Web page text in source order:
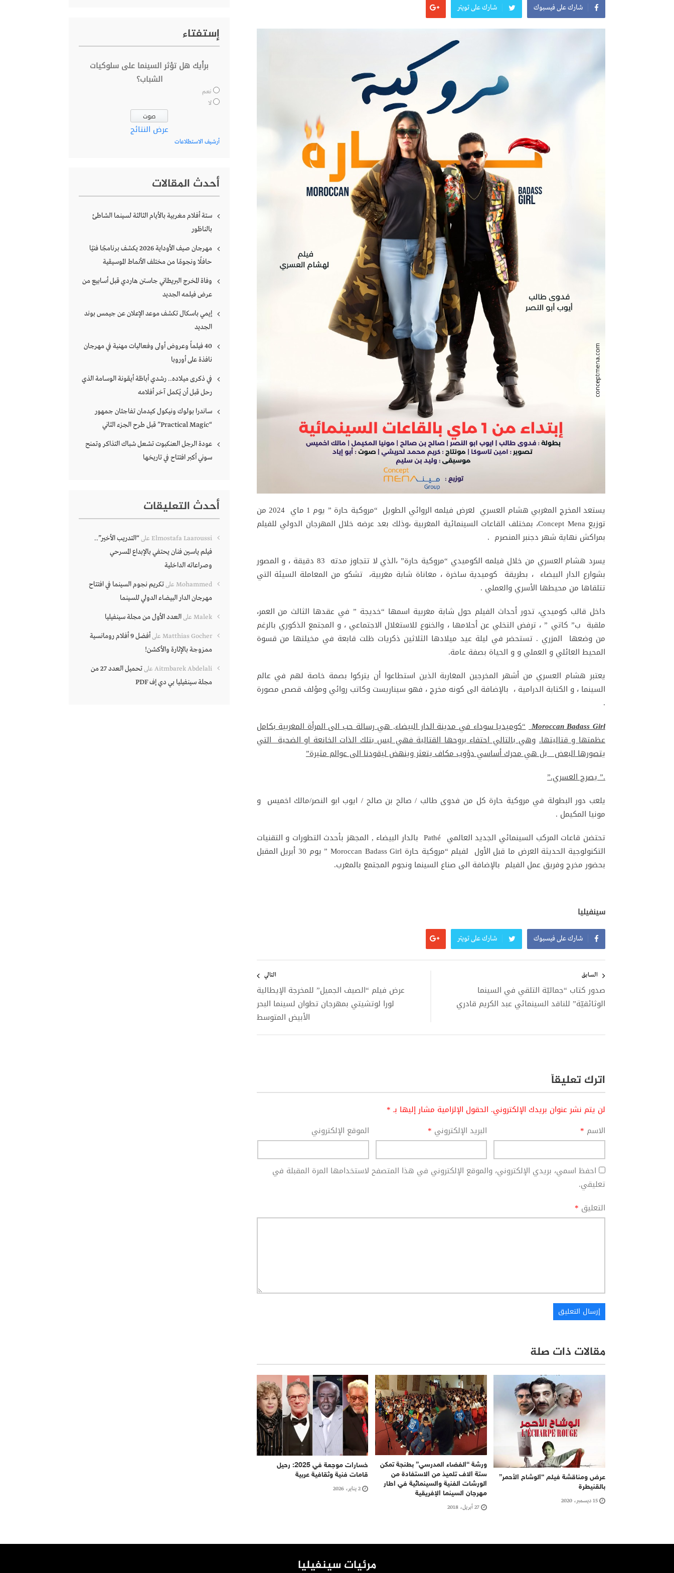
شارك على فيسبوك شارك على تويتر
يستعد المخرج المغربي هشام العسري لعرض فيلمه الروائي الطويل “مروكية حارة ” يوم 1 ماي 2024 من
توزيع Concept Mena، بمختلف القاعات السينمائية المغربية ،وذلك بعد عرضه خلال المهرجان الدولي للفيلم
بمراكش نهاية شهر دجنبر المنصرم .
يسرد هشام العسري من خلال فيلمه الكوميدي “مروكية حارة” ،الذي لا تتجاوز مدته 83 دقيقة ، و المصور
بشوارع الدار البيضاء ، بطريقة كوميدية ساخرة ، معاناة شابة مغربية، تشكو من المعاملة السيئة التي
تتلقاها من محيطها الأسري والعملي .
داخل قالب كوميدي، تدور أحداث الفيلم حول شابة مغربية اسمها “خديجة ” في عقدها الثالث من العمر،
ملقبة ب” كاتي ” ، ترفض التخلي عن أحلامها ، والخنوع للاستغلال الاجتماعي ، و المجتمع الذكوري بالرغم
من وضعها المزري . تستحضر في ليلة عيد ميلادها الثلاثين ذكريات ظلت قابعة في مخيلتها من قسوة
المحيط العائلي و العملي و و الحياة بصفة عامة.
يعتبر هشام العسري من أشهر المخرجين المغاربة الذين استطاعوا أن يتركوا بصمة خاصة لهم في عالم
السينما ، و الكتابة الدرامية ، بالإضافة الى كونه مخرج ، فهو سيناريست وكاتب روائي ومؤلف قصص مصورة
.
Moroccan Badass Girl
“كوميديا سوداء في مدينة الدار البيضاء, هي رسالة حب الى المرأة المغربية بكامل
عظمتها و قتاليتها. وهي بالتالي احتفاء بروحها القتالية فهي ليس بتلك الذات الخانعة او الضحية التي
يتصورها البعض بل هي محرك أساسي دؤوب مكاف يتعثر وينهض ليقودنا الى عوالم مثيرة”
.” يصرح العسري.”
يلعب دور البطولة في مروكية حارة كل من فدوى طالب / صالح بن صالح / ايوب ابو النصر/مالك اخميس و
مونيا المكيمل .
تحتضن قاعات المركب السينمائي الجديد العالمي Pathé بالدار البيضاء , المجهز بأحدث التطورات و التقنيات
التكنولوجية الحديثة العرض ما قبل الأول لفيلم “مروكية حارة Moroccan Badass Girl ” يوم 30 أبريل المقبل
بحضور مخرج وفريق عمل الفيلم بالإضافة الى صناع السينما ونجوم المجتمع بالمغرب.
سينفيليا
شارك على فيسبوك شارك على تويتر
المقالات
السابق
صدور كتاب “جماليّة التلقي في السينما
الوثائقيّة” للناقد السينمائي عبد الكريم قادري
التالي
عرض فيلم “الصيف الجميل” للمخرجة الإيطالية
لورا لوتشيتي بمهرجان تطوان لسينما البحر
الأبيض المتوسط
اترك تعليقاً
لن يتم نشر عنوان بريدك الإلكتروني. الحقول الإلزامية مشار إليها بـ*
الاسم * البريد الإلكتروني * الموقع الإلكتروني
احفظ اسمي، بريدي الإلكتروني، والموقع الإلكتروني في هذا المتصفح لاستخدامها المرة المقبلة في
تعليقي.
التعليق *
مقالات ذات صلة
عرض ومناقشة فيلم “الوشاح الأحمر”
بالقنيطرة
15 ديسمبر، 2020
ورشة “الفضاء المدرسي” بطنجة تمكن
ستة الاف تلميذ من الاستفادة من
الورشات الفنية والسينمائية في اطار
مهرجان السينما الإفريقية
27 أبريل، 2018
خسارات موجعة في 2025: رحيل
قامات فنية وثقافية عربية
2 يناير، 2026
إستفتاء
برأيك هل تؤثر السينما على سلوكيات
الشباب؟
نعم
لا
عرض النتائج
أرشيف الاستطلاعات
أحدث المقالات
ستة أفلام مغربية بالأيام الثالثة لسينما الشاطئ
بالناظور
مهرجان صيف الأوداية 2026 يكشف برنامجًا فنيًا
حافلًا ونجومًا من مختلف الأنماط الموسيقية
وفاة المخرج البريطاني جاستن هاردي قبل أسابيع من
عرض فيلمه الجديد
إيمي باسكال تكشف موعد الإعلان عن جيمس بوند
الجديد
40 فيلماً وعروض أولى وفعاليات مهنية في مهرجان
نافذة على أوروبا
في ذكرى ميلاده.. رشدي أباظة أيقونة الوسامة الذي
رحل قبل أن يُكمل آخر أفلامه
ساندرا بولوك ونيكول كيدمان تفاجئان جمهور
“Practical Magic” قبل طرح الجزء الثاني
عودة الرجل العنكبوت تشعل شباك التذاكر وتمنح
سوني أكبر افتتاح في تاريخها
أحدث التعليقات
Elmostafa Laaroussi على“التدريب الأخير”..
فيلم ياسين فنان يحتفي بالإبداع المسرحي
وصراعاته الداخلية
Mohammed علىتكريم نجوم السينما في افتتاح
مهرجان الدار البيضاء الدولي للسينما
Malek علىالعدد الأول من مجلة سينفيليا
Matthias Gocher على
أفضل 9 أفلام رومانسية
ممزوجة بالإثارة والأكشن!
Aitmbarek Abdelali على
تحميل العدد 27 من
مجلة سينفيليا بي دي إف PDF
مرئيات سينفيليا